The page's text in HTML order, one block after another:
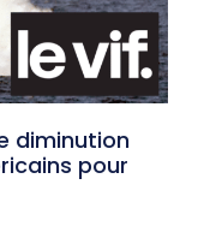
diminution
pour